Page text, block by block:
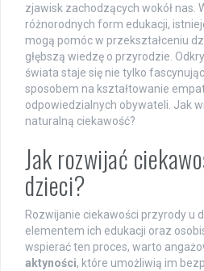
zjawisk zachodzących wokół nas.
różnorodnych form edukacji,
mogą pomóc w przekształceniu
głębszą wiedzę o przyrodzie.
świata staje się nie tylko
sposobem na kształtowanie
odpowiedzialnych obywateli. Jak
naturalną ciekawość?
Jak rozwijać
dzieci?
Rozwijanie ciekawości przyrody u
elementem ich edukacji oraz
wspierać ten proces, warto
aktyności, które umożliwią im